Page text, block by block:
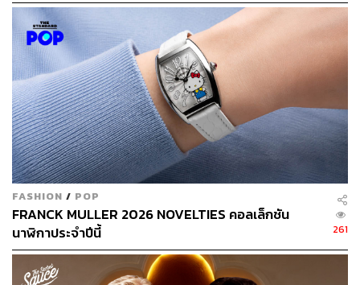
FASHION / POP
FRANCK MULLER 2026 NOVELTIES คอลเล็กชัน
นาฬิกาประจำปีนี้
261